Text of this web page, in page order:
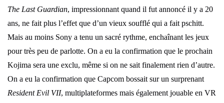
The Last Guardian, impressionnant quand il fut annoncé il y a 20
ans, ne fait plus l’effet que d’un vieux soufflé qui a fait pschitt.
Mais au moins Sony a tenu un sacré rythme, enchaînant les jeux
pour très peu de parlotte. On a eu la confirmation que le prochain
Kojima sera une exclu, même si on ne sait finalement rien d’autre.
On a eu la confirmation que Capcom bossait sur un surprenant
Resident Evil VII, multiplateformes mais également jouable en VR